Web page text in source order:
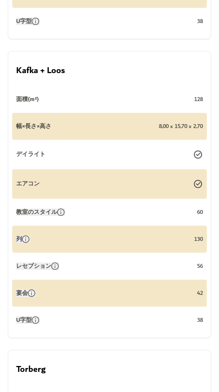
U字型 38
Kafka + Loos
面積(m²) 128
幅×長さ×高さ 8,00 x 15,70 x 2,70
デイライト
エアコン
教室のスタイル 60
列 130
レセプション 56
宴会 42
U字型 38
Torberg